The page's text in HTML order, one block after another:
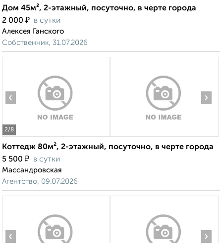
Дом 45м², 2-этажный, посуточно, в черте города
2 000 ₽ в сутки
Алексея Ганского
Собственник, 31.07.2026
2/8
‹ ›
Коттедж 80м², 2-этажный, посуточно, в черте города
5 500 ₽ в сутки
Массандровская
Агентство, 09.07.2026
‹ ›